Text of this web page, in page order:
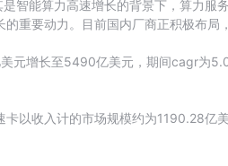
智能算力高速增长的背景下，算力服
重要动力。目前国内厂商正积极布局
元增长至5490亿美元，期间cagr为
以收入计的市场规模约为1190.28亿